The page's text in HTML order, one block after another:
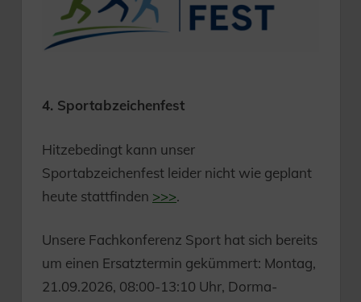
4. Sportabzeichenfest
Hitzebedingt kann unser
Sportabzeichenfest leider nicht wie geplant
heute stattfinden >>>.
Unsere Fachkonferenz Sport hat sich bereits
um einen Ersatztermin gekümmert: Montag,
21.09.2026, 08:00-13:10 Uhr, Dorma-